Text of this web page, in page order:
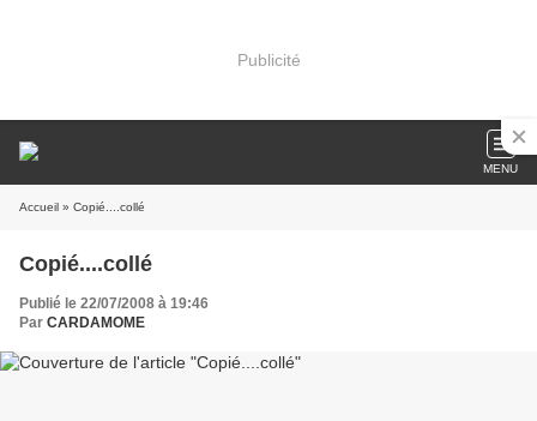
Publicité
MENU
Accueil » Copié....collé
Copié....collé
Publié le 22/07/2008 à 19:46
Par CARDAMOME